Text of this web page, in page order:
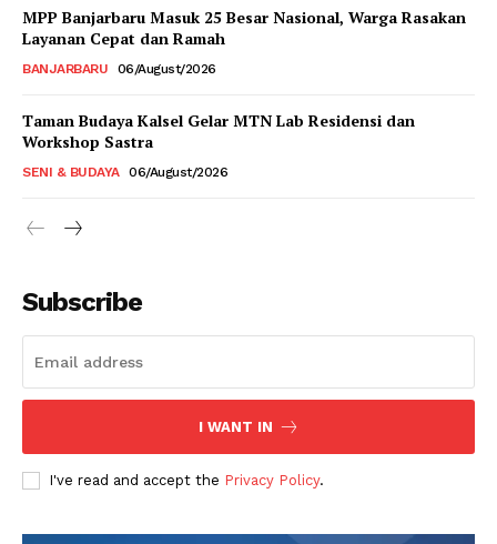
MPP Banjarbaru Masuk 25 Besar Nasional, Warga Rasakan
Layanan Cepat dan Ramah
BANJARBARU 06/August/2026
Taman Budaya Kalsel Gelar MTN Lab Residensi dan
Workshop Sastra
SENI & BUDAYA 06/August/2026
Subscribe
I WANT IN
I've read and accept the Privacy Policy.